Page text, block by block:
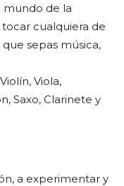
mundo de la
cualquiera de
sepas música,
Viola,
Saxo, Clarinete y
a experimentar y